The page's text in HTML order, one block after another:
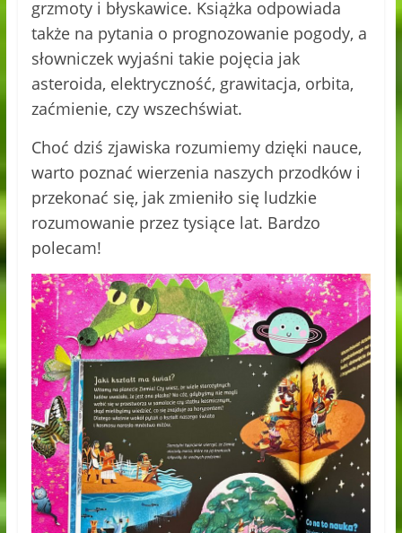
grzmoty i błyskawice. Książka odpowiada
także na pytania o prognozowanie pogody, a
słowniczek wyjaśni takie pojęcia jak
asteroida, elektryczność, grawitacja, orbita,
zaćmienie, czy wszechświat.
Choć dziś zjawiska rozumiemy dzięki nauce,
warto poznać wierzenia naszych przodków i
przekonać się, jak zmieniło się ludzkie
rozumowanie przez tysiące lat. Bardzo
polecam!